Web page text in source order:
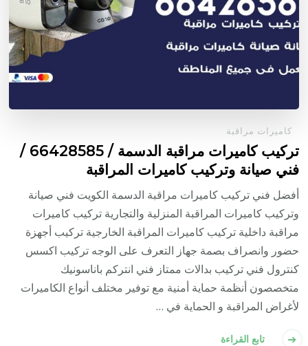
كاميرات مراقبة
تركيب كاميرات مراقبة الدسمة / 66428585 /
فني صيانة وتركيب كاميرات المراقبة
أفضل فني تركيب كاميرات مراقبة الدسمة الكويت فني صيانة
وتركيب كاميرات المراقبة المنزلية والتجارية تركيب كاميرات
مراقبة داخلية تركيب كاميرات المراقبة الخارجية تركيب أجهزة
حضور وانصراف بصمة جهاز التعرف على الوجه تركيب اكسس
كنترول فني تركيب بدالات ممتاز فني انتركم باناسونيك
متخصصون أنظمة حماية أمنية مع توفير مختلف أنواع الكاميرات
لأغراض المراقبة و الحماية في …
تابع القراءة